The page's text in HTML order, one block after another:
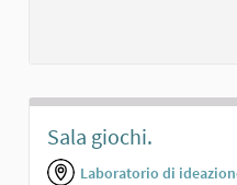
Sala giochi.
Laboratorio di